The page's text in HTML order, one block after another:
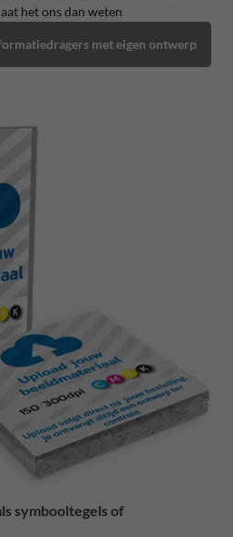
het ons dan weten
met eigen ontwerp
symbooltegels of